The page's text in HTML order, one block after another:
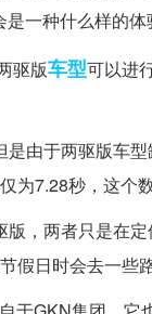
一种什么样的体
驱版车型可以进
由于两驱版车
为7.28秒，这个
，两者只是在
假日时会去一些